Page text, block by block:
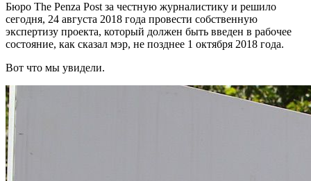
Бюро The Penza Post за честную журналистику и решило
сегодня, 24 августа 2018 года провести собственную
экспертизу проекта, который должен быть введен в рабочее
состояние, как сказал мэр, не позднее 1 октября 2018 года.
Вот что мы увидели.